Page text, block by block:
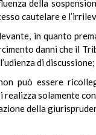
della
cautelare e
in quanto
danni che il
di discussione;
può essere
realizza solamente
della